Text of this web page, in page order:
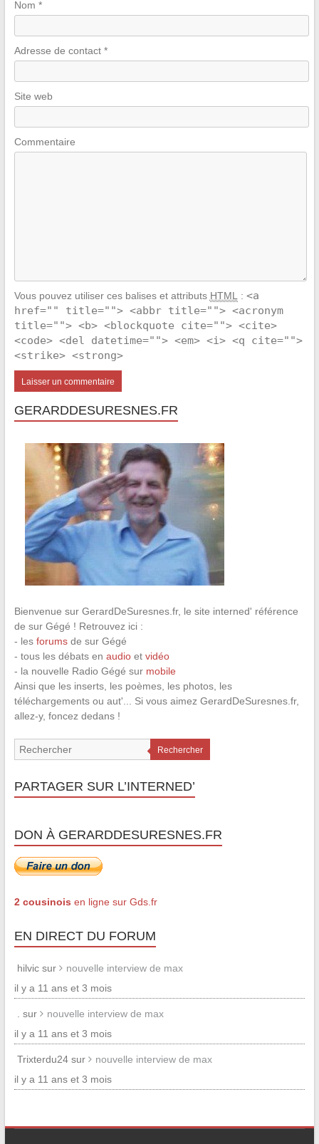
Nom *
Adresse de contact *
Site web
Commentaire
Vous pouvez utiliser ces balises et attributs HTML : <a
href="" title=""> <abbr title=""> <acronym
title=""> <b> <blockquote cite=""> <cite>
<code> <del datetime=""> <em> <i> <q cite="">
<strike> <strong>
GERARDDESURESNES.FR
Bienvenue sur GerardDeSuresnes.fr, le site interned' référence
de sur Gégé ! Retrouvez ici :
- les forumsde sur Gégé
- tous les débats en audioet vidéo
- la nouvelle Radio Gégé sur mobile
Ainsi que les inserts, les poèmes, les photos, les
téléchargements ou aut'... Si vous aimez GerardDeSuresnes.fr,
allez-y, foncez dedans !
Rechercher
PARTAGER SUR L’INTERNED’
DON À GERARDDESURESNES.FR
2 cousinois en ligne sur Gds.fr
EN DIRECT DU FORUM
hilvic sur
nouvelle interview de max
il y a 11 ans et 3 mois
. sur
nouvelle interview de max
il y a 11 ans et 3 mois
Trixterdu24 sur
nouvelle interview de max
il y a 11 ans et 3 mois